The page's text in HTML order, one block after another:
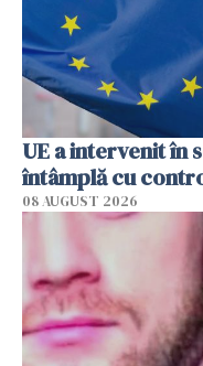
UE a intervenit în
întâmplă cu
08 AUGUST 2026